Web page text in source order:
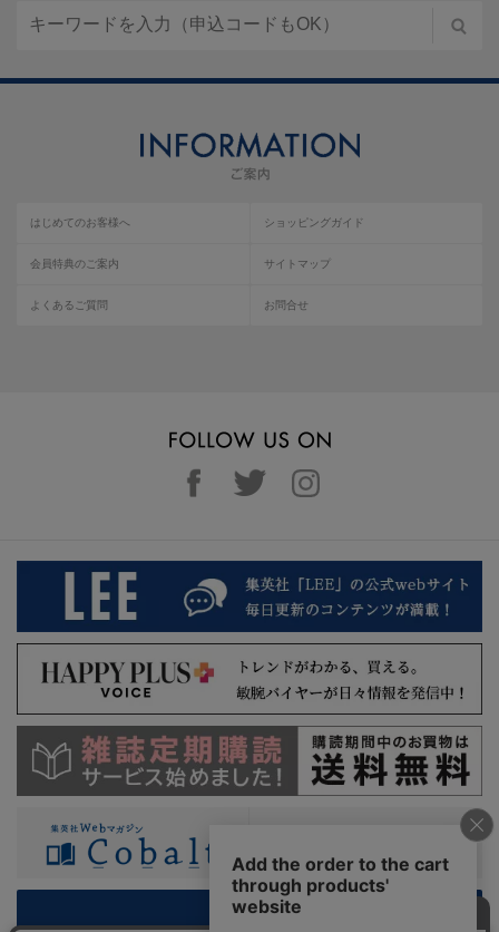
はじめてのお客様へ ショッピングガイド
会員特典のご案内 サイトマップ
よくあるご質問 お問合せ
PC版を表示